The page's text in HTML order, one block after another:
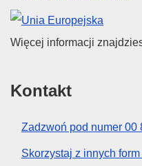
Unia
Więcej informacji
Kontakt
Zadzwoń pod numer 00
Skorzystaj z innych